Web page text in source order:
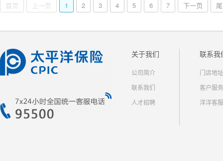
首页 上一页 1 2 3 4 5 6 7 下一页
关于我们
公司简介
联系我们
人才招聘
联系我
门店地址
客户服务
洋洋客服